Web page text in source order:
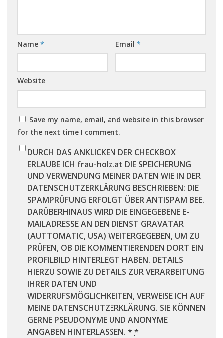
Name * Email *
Website
Save my name, email, and website in this browser
for the next time I comment.
DURCH DAS ANKLICKEN DER CHECKBOX
ERLAUBE ICH frau-holz.at DIE SPEICHERUNG
UND VERWENDUNG MEINER DATEN WIE IN DER
DATENSCHUTZERKLÄRUNG BESCHRIEBEN: DIE
SPAMPRÜFUNG ERFOLGT ÜBER ANTISPAM BEE.
DARÜBERHINAUS WIRD DIE EINGEGEBENE E-
MAILADRESSE AN DEN DIENST GRAVATAR
(AUTTOMATIC, USA) WEITERGEGEBEN, UM ZU
PRÜFEN, OB DIE KOMMENTIERENDEN DORT EIN
PROFILBILD HINTERLEGT HABEN. DETAILS
HIERZU SOWIE ZU DETAILS ZUR VERARBEITUNG
IHRER DATEN UND
WIDERRUFSMÖGLICHKEITEN, VERWEISE ICH AUF
MEINE DATENSCHUTZERKLÄRUNG. SIE KÖNNEN
GERNE PSEUDONYME UND ANONYME
ANGABEN HINTERLASSEN. * *